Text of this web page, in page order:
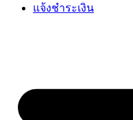
แจ้งชำระเงิน